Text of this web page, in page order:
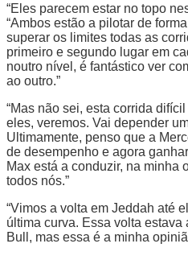
“Eles parecem estar no topo
“Ambos estão a pilotar de
superar os limites todas as
primeiro e segundo lugar em
noutro nível, é fantástico ver
ao outro.”
“Mas não sei, esta corrida
eles, veremos. Vai depender
Ultimamente, penso que a
de desempenho e agora
Max está a conduzir, na minha
todos nós.”
“Vimos a volta em Jeddah até
última curva. Essa volta estava
Bull, mas essa é a minha